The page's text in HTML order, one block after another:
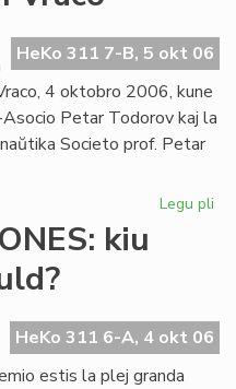
HeKo 311 7-B, 5 okt 06
4 oktobro 2006, kune
Petar Todorov kaj la
Societo prof. Petar
Legu pli
kiu
HeKo 311 6-A, 4 okt 06
estis la plej granda